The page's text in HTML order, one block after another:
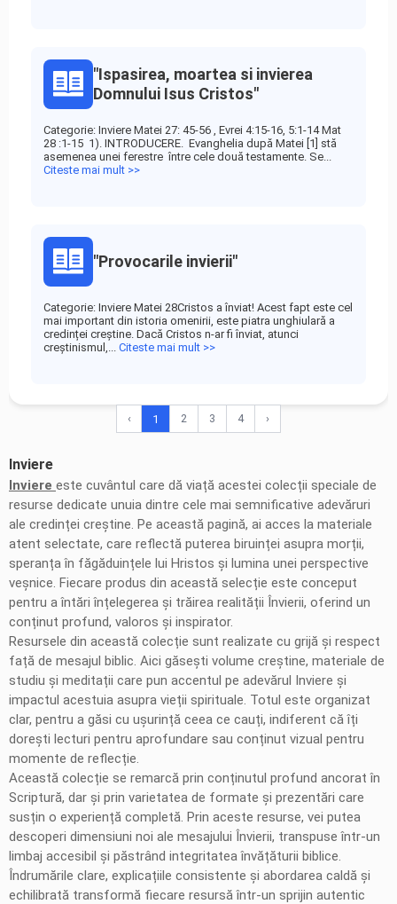
"Ispasirea, moartea si invierea
Domnului Isus Cristos"
Categorie: Inviere Matei 27: 45-56 , Evrei 4:15-16, 5:1-14 Mat
28 :1-15 1). INTRODUCERE. Evanghelia după Matei [1] stă
asemenea unei ferestre între cele două testamente. Se...
Citeste mai mult >>
"Provocarile invierii"
Categorie: Inviere Matei 28Cristos a înviat! Acest fapt este cel
mai important din istoria omenirii, este piatra unghiulară a
credinței creștine. Dacă Cristos n-ar fi înviat, atunci
creștinismul,... Citeste mai mult >>
‹ 1 2 3 4 ›
Inviere
Inviere este cuvântul care dă viață acestei colecții speciale de
resurse dedicate unuia dintre cele mai semnificative adevăruri
ale credinței creștine. Pe această pagină, ai acces la materiale
atent selectate, care reflectă puterea biruinței asupra morții,
speranța în făgăduințele lui Hristos și lumina unei perspective
veșnice. Fiecare produs din această selecție este conceput
pentru a întări înțelegerea și trăirea realității Învierii, oferind un
conținut profund, valoros și inspirator.
Resursele din această colecție sunt realizate cu grijă și respect
față de mesajul biblic. Aici găsești volume creștine, materiale de
studiu și meditații care pun accentul pe adevărul Inviere și
impactul acestuia asupra vieții spirituale. Totul este organizat
clar, pentru a găsi cu ușurință ceea ce cauți, indiferent că îți
dorești lecturi pentru aprofundare sau conținut vizual pentru
momente de reflecție.
Această colecție se remarcă prin conținutul profund ancorat în
Scriptură, dar și prin varietatea de formate și prezentări care
susțin o experiență completă. Prin aceste resurse, vei putea
descoperi dimensiuni noi ale mesajului Învierii, transpuse într-un
limbaj accesibil și păstrând integritatea învățăturii biblice.
Îndrumările clare, explicațiile consistente și abordarea caldă și
echilibrată transformă fiecare resursă într-un sprijin autentic